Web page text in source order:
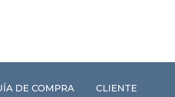
DE COMPRA CLIENTE